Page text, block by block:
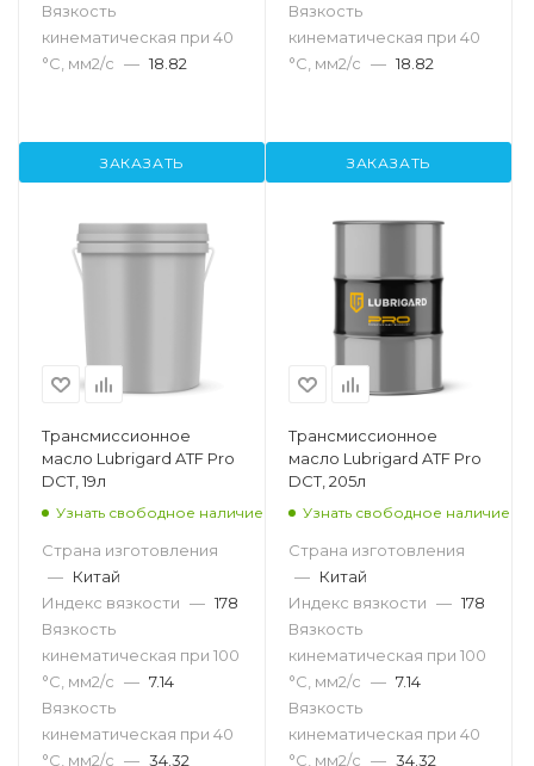
Вязкость
кинематическая при 40
°С, мм2/с — 18.82
ЗАКАЗАТЬ
Вязкость
кинематическая при 40
°С, мм2/с — 18.82
ЗАКАЗАТЬ
Трансмиссионное
масло Lubrigard ATF Pro
DCT, 19л
Узнать свободное наличие
Страна изготовления
— Китай
Индекс вязкости — 178
Вязкость
кинематическая при 100
°С, мм2/с — 7.14
Вязкость
кинематическая при 40
°С, мм2/с — 34.32
Трансмиссионное
масло Lubrigard ATF Pro
DCT, 205л
Узнать свободное наличие
Страна изготовления
— Китай
Индекс вязкости — 178
Вязкость
кинематическая при 100
°С, мм2/с — 7.14
Вязкость
кинематическая при 40
°С, мм2/с — 34.32